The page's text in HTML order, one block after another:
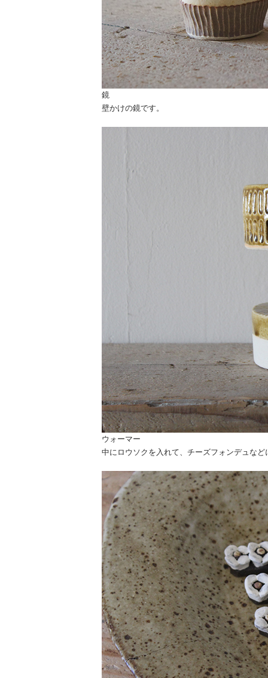
鏡
壁かけの鏡です。
ウォーマー
中にロウソクを入れて、チーズフォンデュな